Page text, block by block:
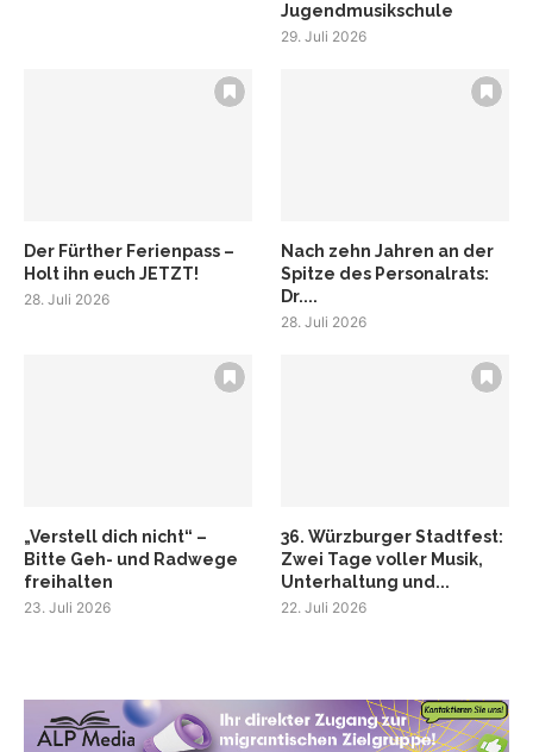
Jugendmusikschule
29. Juli 2026
Der Fürther Ferienpass –
Holt ihn euch JETZT!
28. Juli 2026
Nach zehn Jahren an der
Spitze des Personalrats:
Dr....
28. Juli 2026
„Verstell dich nicht“ –
Bitte Geh- und Radwege
freihalten
23. Juli 2026
36. Würzburger Stadtfest:
Zwei Tage voller Musik,
Unterhaltung und...
22. Juli 2026